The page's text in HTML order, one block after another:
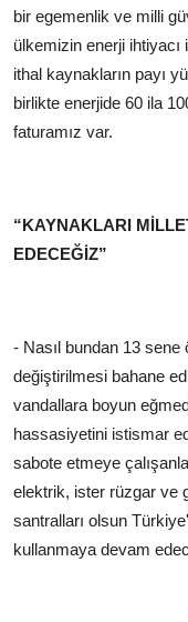
bir egemenlik ve milli
ülkemizin enerji ihtiyacı
ithal kaynakların payı
birlikte enerjide 60 ila
faturamız var.
“KAYNAKLARI
EDECEĞİZ”
- Nasıl bundan 13
değiştirilmesi bahane
vandallara boyun
hassasiyetini istismar
sabote etmeye
elektrik, ister rüzgar ve
santralları olsun
kullanmaya devam